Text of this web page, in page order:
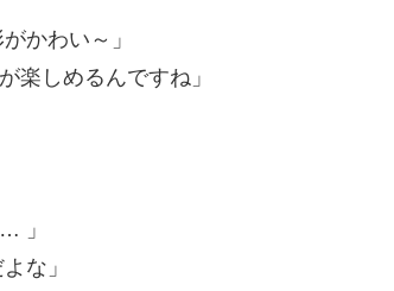
かわい～」
楽しめるんですね」
」
な」